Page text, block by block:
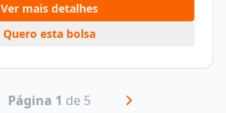
Ver mais detalhes
Quero esta bolsa
Página 1 de 5